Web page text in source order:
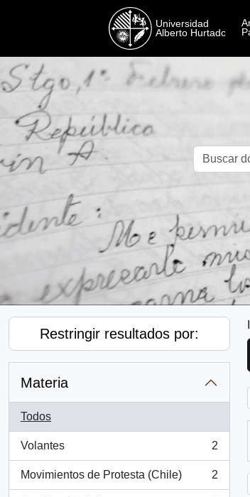
Restringir resultados por:
Materia
Todos
Volantes
, 2 resultados
2
Movimientos de Protesta (Chile)
, 2 resultados
2